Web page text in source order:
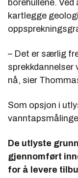
borehullene.
kartlegge
– Det er særlig
sprekkdannelser
nå, sier
Som opsjon i
De utlyste
gjennomført
for å levere